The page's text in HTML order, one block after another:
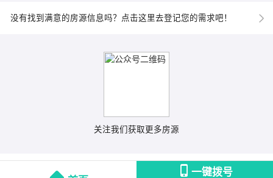
一键拨号
没有找到满意的房源信息吗？点击这里去登记您的需求吧！
关注我们获取更多房源